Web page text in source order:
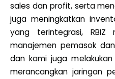
sales dan profit, serta
juga meningkatkan
yang terintegrasi, RBIZ
manajemen pemasok
dan kami juga
merancangkan jaringan